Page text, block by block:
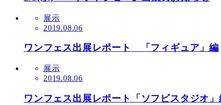
展示
2019.08.06
ワンフェス出展レポート 「フィギュア」編
展示
2019.08.06
ワンフェス出展レポート「ソフビスタジオ」